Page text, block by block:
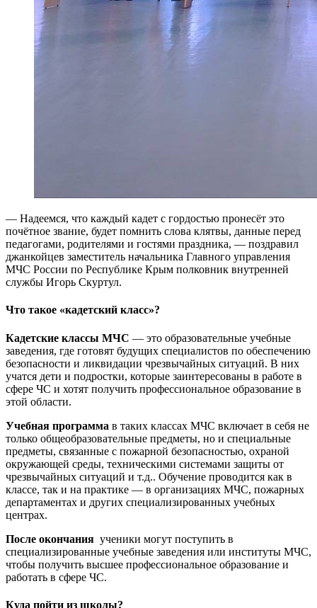
— Надеемся, что каждый кадет с гордостью пронесёт это
почётное звание, будет помнить слова клятвы, данные перед
педагогами, родителями и гостями праздника, — поздравил
джанкойцев заместитель начальника Главного управления
МЧС России по Республике Крым полковник внутренней
службы Игорь Скуртул.
Что такое «кадетский класс»?
Кадетские классы МЧС — это образовательные учебные
заведения, где готовят будущих специалистов по обеспечению
безопасности и ликвидации чрезвычайных ситуаций. В них
учатся дети и подростки, которые заинтересованы в работе в
сфере ЧС и хотят получить профессиональное образование в
этой области.
Учебная программа в таких классах МЧС включает в себя не
только общеобразовательные предметы, но и специальные
предметы, связанные с пожарной безопасностью, охраной
окружающей среды, техническими системами защиты от
чрезвычайных ситуаций и т.д.. Обучение проводится как в
классе, так и на практике — в организациях МЧС, пожарных
департаментах и других специализированных учебных
центрах.
После окончания ученики могут поступить в
специализированные учебные заведения или институты МЧС,
чтобы получить высшее профессиональное образование и
работать в сфере ЧС.
Куда пойти из школы?